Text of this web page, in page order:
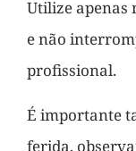
Utilize apenas
e não
profissional.
É importante
ferida,